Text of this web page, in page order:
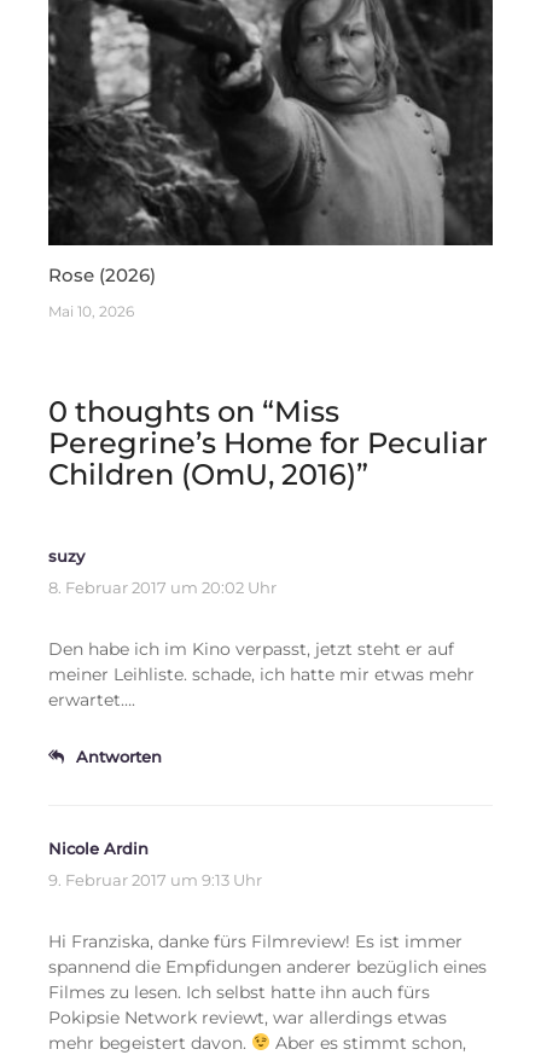
Rose (2026)
Mai 10, 2026
0 thoughts on “Miss
Peregrine’s Home for Peculiar
Children (OmU, 2016)”
suzy
8. Februar 2017 um 20:02 Uhr
Den habe ich im Kino verpasst, jetzt steht er auf
meiner Leihliste. schade, ich hatte mir etwas mehr
erwartet….
Antworten
Nicole Ardin
9. Februar 2017 um 9:13 Uhr
Hi Franziska, danke fürs Filmreview! Es ist immer
spannend die Empfidungen anderer bezüglich eines
Filmes zu lesen. Ich selbst hatte ihn auch fürs
Pokipsie Network reviewt, war allerdings etwas
mehr begeistert davon.
Aber es stimmt schon,